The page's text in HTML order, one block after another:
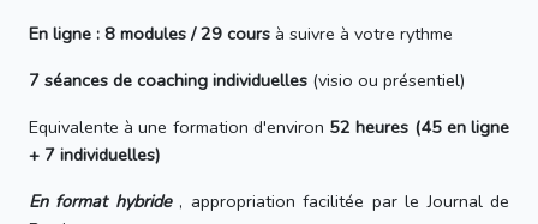
En ligne : 8 modules / 29 cours à suivre à votre rythme
7 séances de coaching individuelles (visio ou présentiel)
Equivalente à une formation d'environ 52 heures (45 en ligne
+ 7 individuelles)
En format hybride , appropriation facilitée par le Journal de